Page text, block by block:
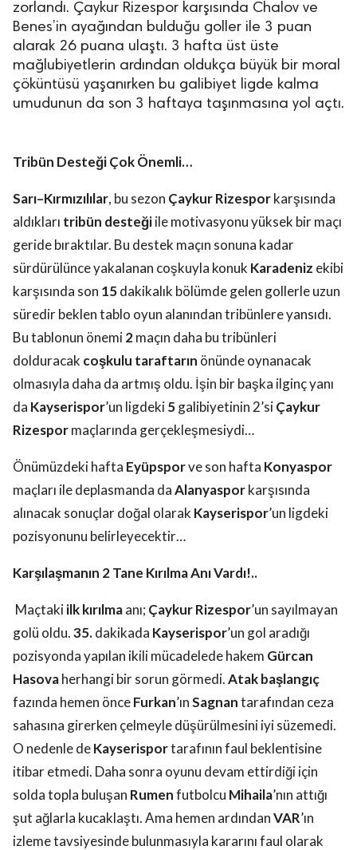
zorlandı. Çaykur Rizespor karşısında Chalov ve
Benes’in ayağından bulduğu goller ile 3 puan
alarak 26 puana ulaştı. 3 hafta üst üste
mağlubiyetlerin ardından oldukça büyük bir moral
çöküntüsü yaşanırken bu galibiyet ligde kalma
umudunun da son 3 haftaya taşınmasına yol açtı.
Tribün Desteği Çok Önemli…
Sarı–Kırmızılılar, bu sezon Çaykur Rizesporkarşısında
aldıkları tribün desteğiile motivasyonu yüksek bir maçı
geride bıraktılar. Bu destek maçın sonuna kadar
sürdürülünce yakalanan coşkuyla konuk Karadeniz ekibi
karşısında son 15dakikalık bölümde gelen gollerle uzun
süredir beklen tablo oyun alanından tribünlere yansıdı.
Bu tablonun önemi2maçın daha bu tribünleri
dolduracak coşkulu taraftarın önünde oynanacak
olmasıyla daha da artmış oldu. İşin bir başka ilginç yanı
da Kayserispor’un ligdeki5galibiyetinin 2’siÇaykur
Rizespormaçlarında gerçekleşmesiydi…
Önümüzdeki hafta Eyüpsporve son hafta Konyaspor
maçları ile deplasmanda daAlanyasporkarşısında
alınacak sonuçlar doğal olarak Kayserispor’un ligdeki
pozisyonunu belirleyecektir…
Karşılaşmanın 2 Tane Kırılma Anı Vardı!..
Maçtakiilk kırılmaanı; Çaykur Rizespor’un sayılmayan
golü oldu.35.dakikada Kayserispor’un gol aradığı
pozisyonda yapılan ikili mücadelede hakem Gürcan
Hasovaherhangi bir sorun görmedi.Atak başlangıç
fazında hemen önceFurkan’ınSagnantarafından ceza
sahasına girerken çelmeyle düşürülmesini iyi süzemedi.
O nedenle deKayserisportarafının faul beklentisine
itibar etmedi. Daha sonra oyunu devam ettirdiği için
solda topla buluşan Rumenfutbolcu Mihaila’nın attığı
şut ağlarla kucaklaştı. Ama hemen ardındanVAR’ın
izleme tavsiyesinde bulunmasıyla kararını faul olarak